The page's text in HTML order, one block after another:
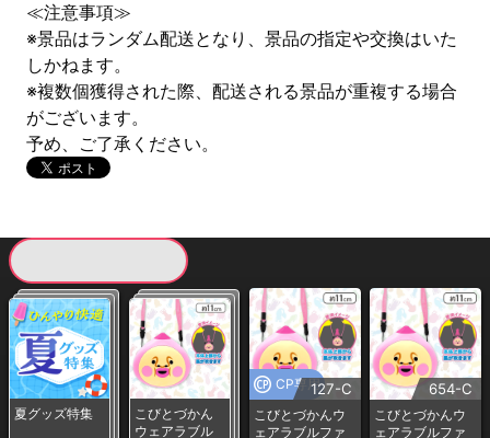
≪注意事項≫
※景品はランダム配送となり、景品の指定や交換はいた
しかねます。
※複数個獲得された際、配送される景品が重複する場合
がございます。
予め、ご了承ください。
夏グッズ特集
こびとづかん
ウェアラブル
CP専用127-C
こびとづかんウ
ェアラブルファ
654-C
こびとづかんウ
ェアラブルファ